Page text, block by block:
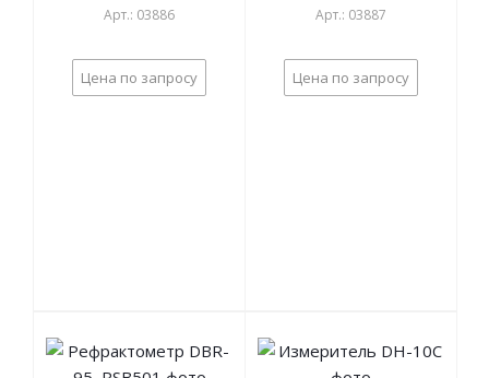
Арт.: 03886
Цена по запросу
Арт.: 03887
Цена по запросу